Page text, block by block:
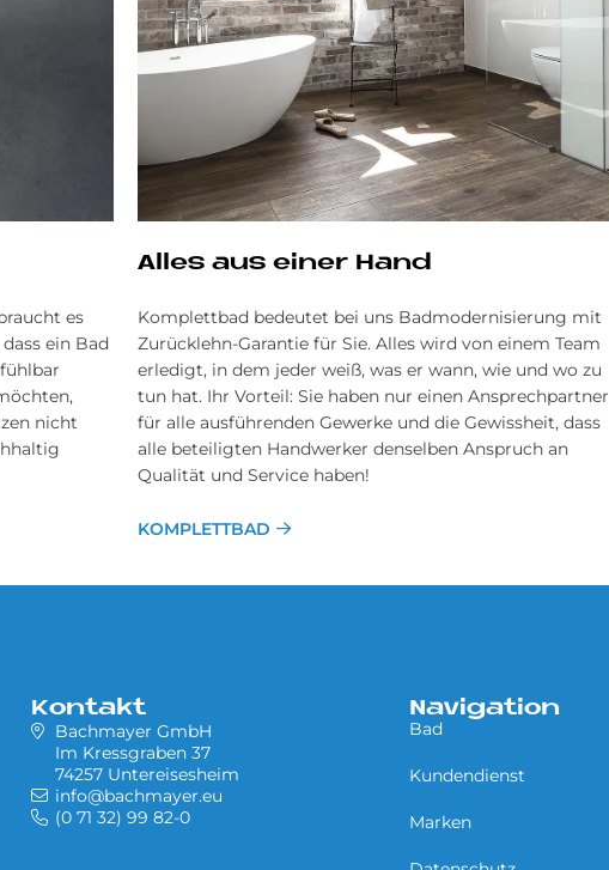
es
ein Bad
nicht
Alles aus einer Hand
Komplettbad bedeutet bei uns Badmodernisierung mit
Zurücklehn-Garantie für Sie. Alles wird von einem Team
erledigt, in dem jeder weiß, was er wann, wie und wo zu
tun hat. Ihr Vorteil: Sie haben nur einen Ansprechpartner
für alle ausführenden Gewerke und die Gewissheit, dass
alle beteiligten Handwerker denselben Anspruch an
Qualität und Service haben!
KOMPLETTBAD
Kontakt
Bachmayer GmbH
Im Kressgraben 37
74257 Untereisesheim
info@bachmayer.eu
(0 71 32) 99 82-0
Navigation
Bad
Kundendienst
Marken